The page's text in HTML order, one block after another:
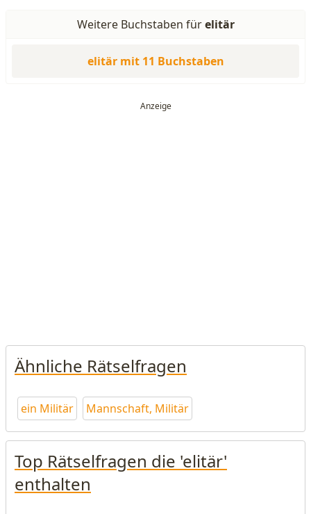
Weitere Buchstaben fürelitär
elitär mit 11 Buchstaben
Ähnliche Rätselfragen
ein Militär Mannschaft, Militär
Top Rätselfragen die 'elitär'
enthalten